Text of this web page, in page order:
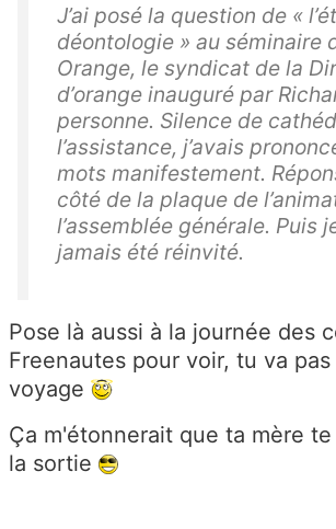
J’ai posé la question de «
déontologie » au séminaire
Orange, le syndicat de la
d’orange inauguré par
personne. Silence de
l’assistance, j’avais
mots manifestement.
côté de la plaque de
l’assemblée générale. Puis
jamais été réinvité.
Pose là aussi à la journée des
Freenautes pour voir, tu va
voyage
Ça m'étonnerait que ta mère
la sortie